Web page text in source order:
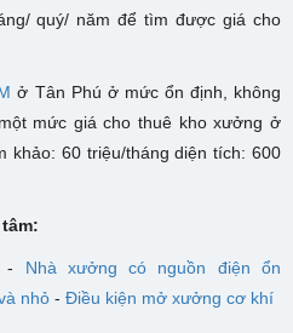
quý/ năm để tìm được giá cho
ở Tân Phú ở mức ổn định, không
mức giá cho thuê kho xưởng ở
khảo: 60 triệu/tháng diện tích: 600
- Nhà xưởng có nguồn điện ổn
nhỏ - Điều kiện mở xưởng cơ khí